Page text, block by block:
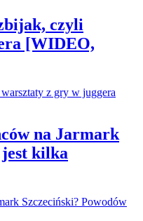
czyli
[WIDEO,
na Jarmark
jest kilka